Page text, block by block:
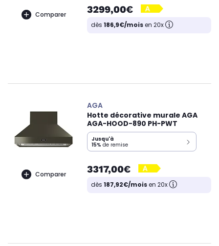
Comparer 3299,00€
dès 186,9€/moisen 20x
Comparer
AGA
Hotte décorative murale AGA
AGA-HOOD-890 PH-PWT
Jusqu'à
15% de remise
3317,00€
dès 187,92€/moisen 20x